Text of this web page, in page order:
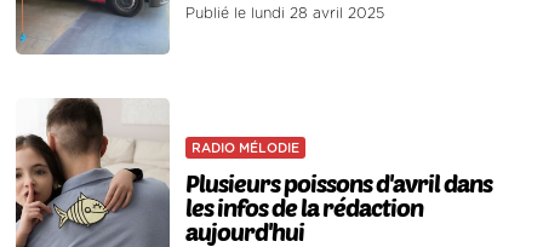
Publié le lundi 28 avril 2025
RADIO MÉLODIE
Plusieurs poissons d'avril dans
les infos de la rédaction
aujourd'hui